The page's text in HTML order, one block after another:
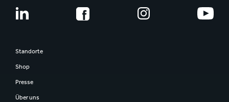
Standorte
Shop
Presse
Über uns